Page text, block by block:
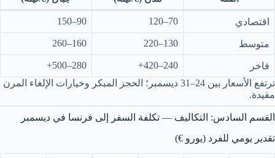
اقتصادي 70–120
90–150
متوسط 130–220
160–260
فاخر 240–420+
280–500+
ترتفع الأسعار بين 24–31 ديسمبر؛ الحجز المبكر وخيارات الإلغاء المرن
مفيدة.
القسم السادس: التكاليف — تكلفة السفر إلى فرنسا في ديسمبر
تقدير يومي للفرد (يورو €)